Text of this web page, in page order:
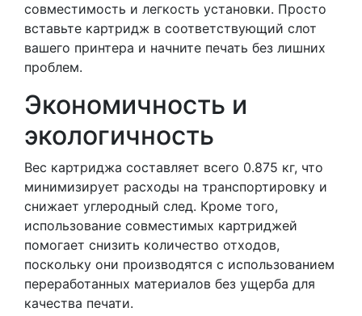
совместимость и легкость установки. Просто
вставьте картридж в соответствующий слот
вашего принтера и начните печать без лишних
проблем.
Экономичность и
экологичность
Вес картриджа составляет всего 0.875 кг, что
минимизирует расходы на транспортировку и
снижает углеродный след. Кроме того,
использование совместимых картриджей
помогает снизить количество отходов,
поскольку они производятся с использованием
переработанных материалов без ущерба для
качества печати.